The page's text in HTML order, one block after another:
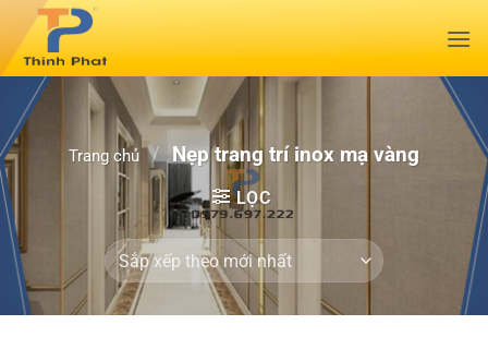
qua
nội
dung
Trang chủ / Nẹp trang trí inox mạ vàng
LỌC